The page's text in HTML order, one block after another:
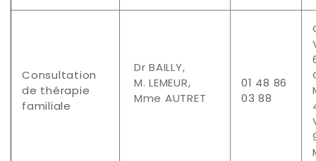
Consultation
de thérapie
familiale
Dr BAILLY,
M. LEMEUR,
Mme AUTRET
01 48 86
03 88